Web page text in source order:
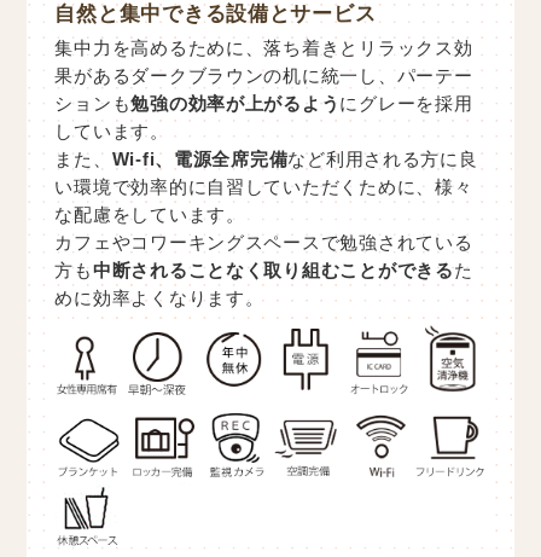
自然と集中できる設備とサービス
集中力を高めるために、落ち着きとリラックス効
果があるダークブラウンの机に統一し、パーテー
ションも勉強の効率が上がるようにグレーを採用
しています。
また、 Wi-fi、電源全席完備など利用される方に良
い環境で効率的に自習していただくために、様々
な配慮をしています。
カフェやコワーキングスペースで勉強されている
方も中断されることなく取り組むことができるた
めに効率よくなります。